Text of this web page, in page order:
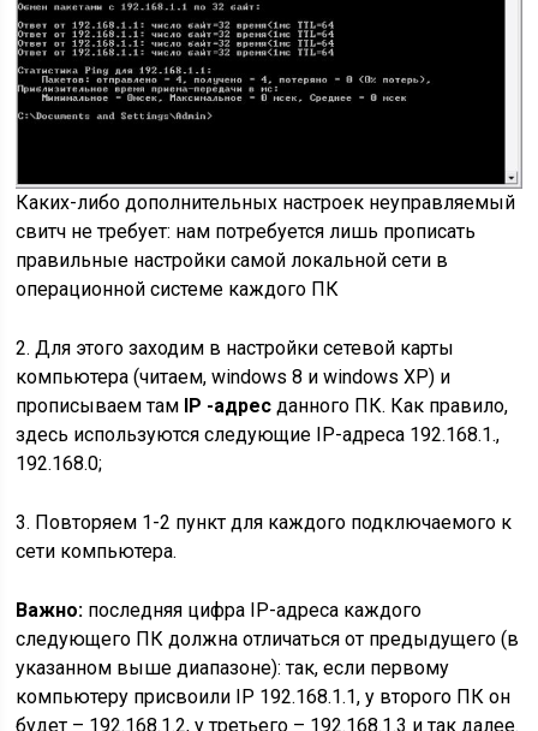
Каких-либо дополнительных настроек неуправляемый
свитч не требует: нам потребуется лишь прописать
правильные настройки самой локальной сети в
операционной системе каждого ПК
2. Для этого заходим в настройки сетевой карты
компьютера (читаем, windows 8 и windows XP) и
прописываем там IP -адресданного ПК. Как правило,
здесь используются следующие IP-адреса 192.168.1.,
192.168.0;
3. Повторяем 1-2 пункт для каждого подключаемого к
сети компьютера.
Важно: последняя цифра IP-адреса каждого
следующего ПК должна отличаться от предыдущего (в
указанном выше диапазоне): так, если первому
компьютеру присвоили IP 192.168.1.1, у второго ПК он
будет – 192.168.1.2, у третьего – 192.168.1.3 и так далее.